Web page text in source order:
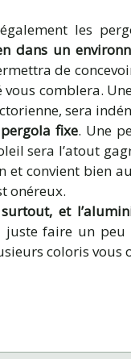
les
dans un
de
comblera.
sera
fixe. Une
sera l’atout
convient bien
onéreux.
surtout, et
faire un peu
coloris